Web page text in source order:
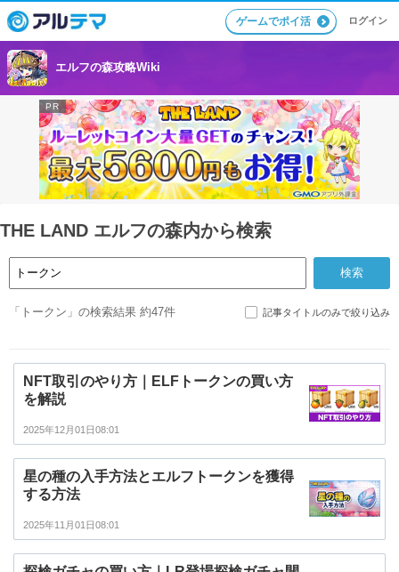
ゲームでポイ活 ログイン
エルフの森攻略Wiki
THE LAND エルフの森内から検索
「トークン」の検索結果 約47件 記事タイトルのみで絞り込み
NFT取引のやり方｜ELFトークンの買い方
を解説
2025年12月01日08:01
星の種の入手方法とエルフトークンを獲得
する方法
2025年11月01日08:01